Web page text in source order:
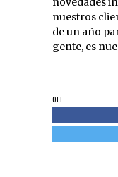
nuestros
de un año
gente, es
OFF